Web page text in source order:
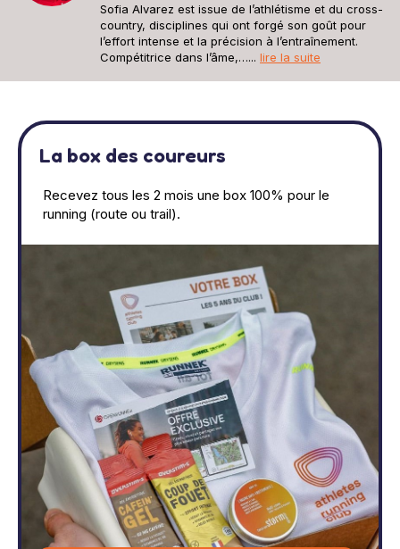
Sofia Alvarez est issue de l’athlétisme et du cross-
country, disciplines qui ont forgé son goût pour
l’effort intense et la précision à l’entraînement.
Compétitrice dans l’âme,…... lire la suite
La box des coureurs
Recevez tous les 2 mois une box 100% pour le
running (route ou trail).